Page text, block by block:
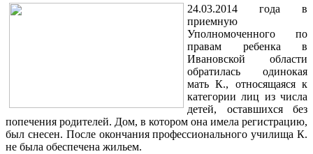
24.03.2014 года в
приемную
Уполномоченного по
правам ребенка в
Ивановской области
обратилась одинокая
мать К., относящаяся к
категории лиц из числа
детей, оставшихся без
попечения родителей. Дом, в котором она имела регистрацию,
был снесен. После окончания профессионального училища К.
не была обеспечена жильем.